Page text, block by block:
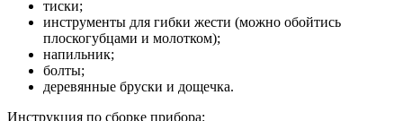
тиски;
инструменты для гибки жести (можно обойтись
плоскогубцами и молотком);
напильник;
болты;
деревянные бруски и дощечка.
Инструкция по сборке прибора: